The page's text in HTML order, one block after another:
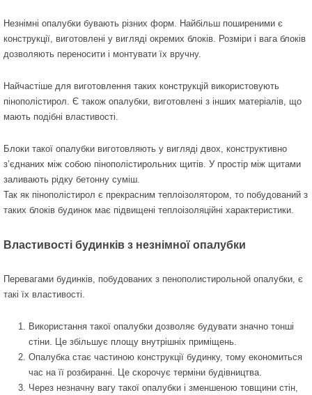
Незнімні опалубки бувають різних форм. Найбільш поширеними є
конструкції, виготовлені у вигляді окремих блоків. Розміри і вага блоків
дозволяють переносити і монтувати їх вручну.
Найчастіше для виготовлення таких конструкцій використовують
пінополістирол. Є також опалубки, виготовлені з інших матеріалів, що
мають подібні властивості.
Блоки такої опалубки виготовляють у вигляді двох, конструктивно
з’єднаних між собою пінополістирольних щитів. У простір між щитами
заливають рідку бетонну суміш.
Так як пінополістирол є прекрасним теплоізолятором, то побудований з
таких блоків будинок має підвищені теплоізоляційні характеристики.
Властивості будинків з незнімної опалубки
Перевагами будинків, побудованих з пенополистирольной опалубки, є
такі їх властивості.
Використання такої опалубки дозволяє будувати значно тонші
стіни. Це збільшує площу внутрішніх приміщень.
Опалубка стає частиною конструкції будинку, тому економиться
час на її розбиранні. Це скорочує терміни будівництва.
Через незначну вагу такої опалубки і зменшеною товщини стін,